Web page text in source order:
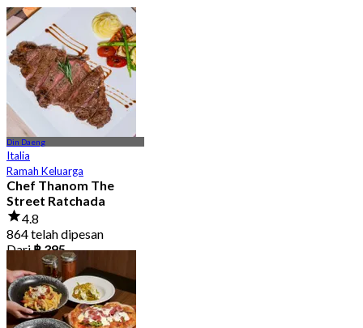
Din Daeng
Italia
Ramah Keluarga
Chef Thanom The
Street Ratchada
4.8
864 telah dipesan
Dari฿ 395